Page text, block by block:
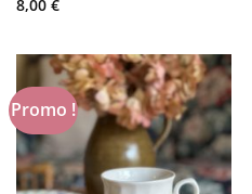
8,00 €
Promo !